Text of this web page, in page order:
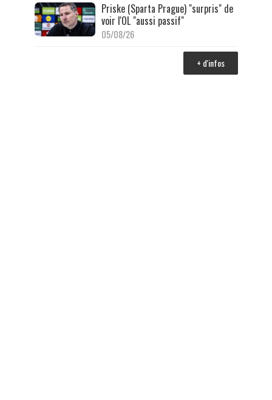
Priske (Sparta Prague) "surpris" de
voir l'OL "aussi passif"
05/08/26
+ d'infos